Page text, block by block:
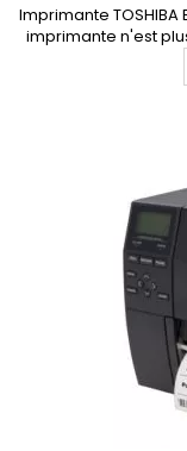
Imprimante
imprimante n'est
l'imprimante B-